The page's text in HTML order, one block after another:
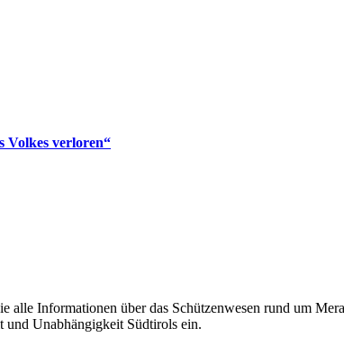
Volkes verloren“
alle Informationen über das Schützenwesen rund um
und Unabhängigkeit Südtirols ein.